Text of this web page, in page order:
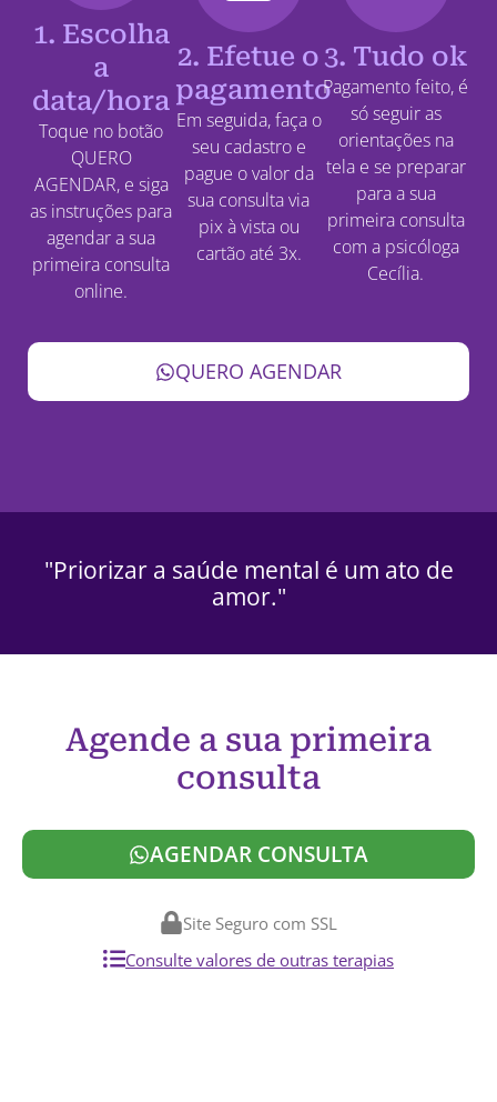
1. Escolha
a
data/hora
Toque no botão
QUERO
AGENDAR, e siga
as instruções para
agendar a sua
primeira consulta
online.
2. Efetue o
pagamento
Em seguida, faça o
seu cadastro e
pague o valor da
sua consulta via
pix à vista ou
cartão até 3x.
3. Tudo ok
Pagamento feito, é
só seguir as
orientações na
tela e se preparar
para a sua
primeira consulta
com a psicóloga
Cecília.
QUERO AGENDAR
"Priorizar a saúde mental é um ato de
amor."
Agende a sua primeira
consulta
AGENDAR CONSULTA
Site Seguro com SSL
Consulte valores de outras terapias